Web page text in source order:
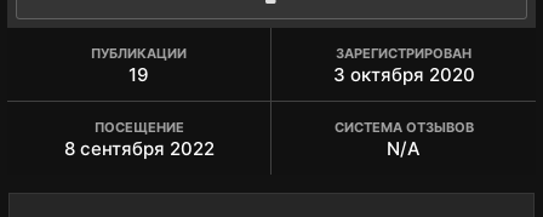
ПУБЛИКАЦИИ
19
ЗАРЕГИСТРИРОВАН
3 октября 2020
ПОСЕЩЕНИЕ
8 сентября 2022
СИСТЕМА ОТЗЫВОВ
N/A